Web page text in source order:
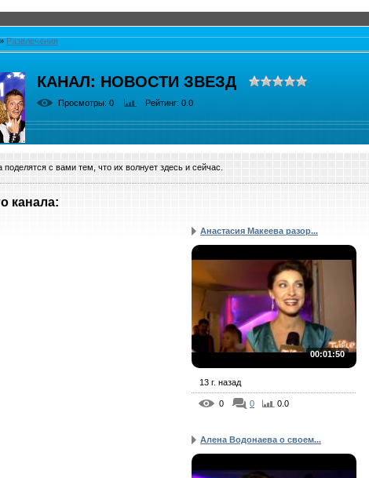
» Развлечения
КАНАЛ: НОВОСТИ ЗВЕЗД
Просмотры: 0 Рейтинг: 0.0
с вами тем, что их волнует здесь и сейчас.
канала:
Анастасия Макеева разор...
00:01:50
13 г. назад
0 0 0.0
Алена Водонаева о своем...